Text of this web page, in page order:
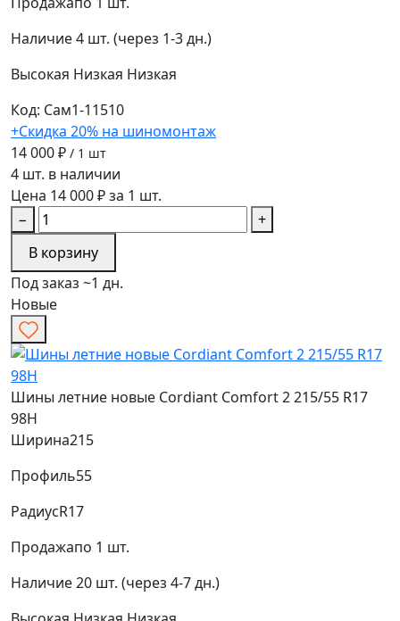
Наличие4 шт. (через 1-3 дн.)
Высокая Низкая Низкая
Код: Сам1-11510
+Скидка 20% на шиномонтаж
14 000 ₽ / 1 шт
4 шт. в наличии
Цена 14 000 ₽ за 1 шт.
−
+
В корзину
Под заказ ~1 дн.
Новые
Шины летние новые Cordiant Comfort 2 215/55 R17
98H
Ширина215
Профиль55
РадиусR17
Продажапо 1 шт.
Наличие20 шт. (через 4-7 дн.)